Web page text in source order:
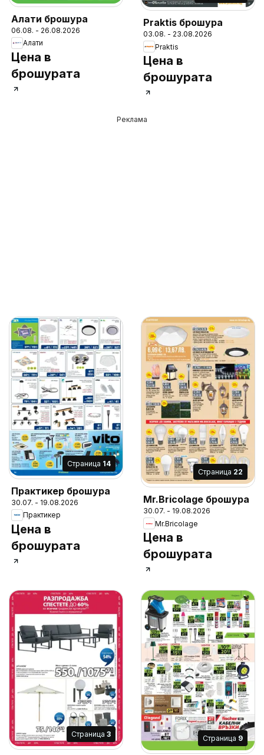
Алати брошура
06.08. - 26.08.2026
Алати
Цена в
брошурата
Praktis брошура
03.08. - 23.08.2026
Praktis
Цена в
брошурата
Реклама
Cтраница 14
Практикер брошура
30.07. - 19.08.2026
Практикер
Цена в
брошурата
Cтраница 22
Mr.Bricolage брошура
30.07. - 19.08.2026
Mr.Bricolage
Цена в
брошурата
Cтраница 3 Cтраница 9